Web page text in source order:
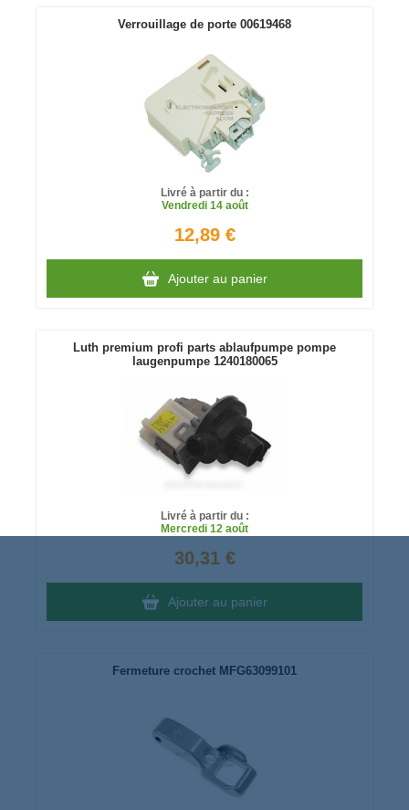
Verrouillage de porte 00619468
Livré à partir du :
Vendredi14 août
12,89 €
Ajouter au panier
Luth premium profi parts ablaufpumpe pompe
laugenpumpe 1240180065
Livré à partir du :
Mercredi 12 août
30,31 €
Ajouter au panier
Fermeture crochet MFG63099101